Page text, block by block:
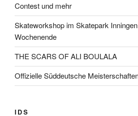
Contest und mehr
Skateworkshop im Skatepark
Wochenende
THE SCARS OF ALI BOULALA
Offizielle Süddeutsche
IDS